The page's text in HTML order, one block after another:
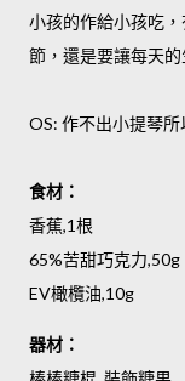
小孩的作給小孩吃
節，還是要讓每天的
OS: 作不出小提琴
食材：
香蕉,1根
65%苦甜巧克力,50g
EV橄欖油,10g
器材：